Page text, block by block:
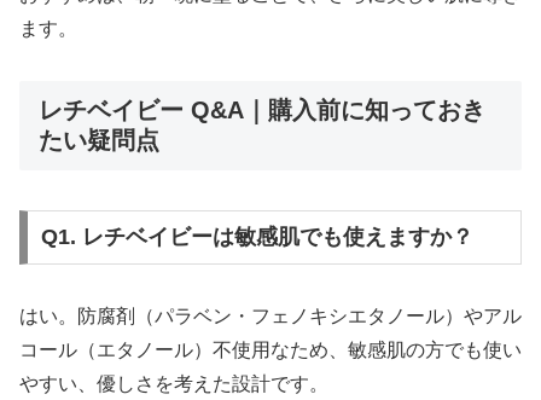
ます。
レチベイビー Q&A｜購入前に知っておき
たい疑問点
Q1. レチベイビーは敏感肌でも使えますか？
はい。防腐剤（パラベン・フェノキシエタノール）やアル
コール（エタノール）不使用なため、敏感肌の方でも使い
やすい、優しさを考えた設計です。